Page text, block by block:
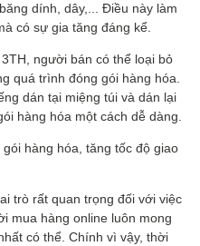
dính, dây,... Điều này làm
có sự gia tăng đáng kể.
người bán có thể loại bỏ
quá trình đóng gói hàng hóa.
dán tại miệng túi và dán lại
hàng hóa một cách dễ dàng.
hàng hóa, tăng tốc độ giao
trò rất quan trọng đối với việc
mua hàng online luôn mong
có thể. Chính vì vậy, thời